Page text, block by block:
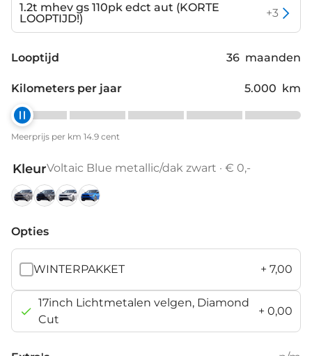
1.2t mhev gs 110pk edct aut (KORTE
LOOPTIJD!)
+3
Looptijd 36 maanden
Kilometers per jaar 5.000 km
Meerprijs per km 14.9 cent
KleurVoltaic Blue metallic/dak zwart · € 0,-
Grey
unilak/dak
zwart
Black
metallicmetallic/dak
zwart
metallic/dak
zwart
Opties
WINTERPAKKET + 7,00
17inch Lichtmetalen velgen, Diamond
Cut
+ 0,00